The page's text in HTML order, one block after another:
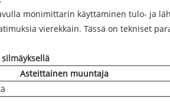
monimittarin käyttäminen tulo- ja
vierekkäin. Tässä on tekniset
Asteittainen muuntaja